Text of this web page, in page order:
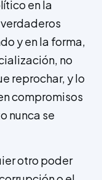
en la
y en la forma,
no
reprochar, y lo
compromisos
nunca se
otro poder